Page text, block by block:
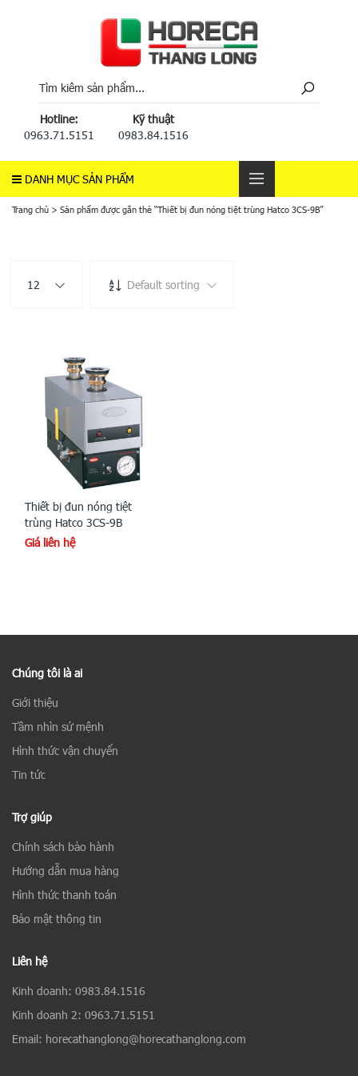
Hotline:
0963.71.5151
Kỹ thuật
0983.84.1516
DANH MỤC SẢN PHẨM
Trang chủ > Sản phẩm được gắn thẻ “Thiết bị đun nóng tiệt trùng Hatco 3CS-9B”
12 Default sorting
Thiết bị đun nóng tiệt
trùng Hatco 3CS-9B
Giá liên hệ
Chúng tôi là ai
Giới thiệu
Tầm nhìn sứ mệnh
Hình thức vận chuyển
Tin tức
Trợ giúp
Chính sách bảo hành
Hướng dẫn mua hàng
Hình thức thanh toán
Bảo mật thông tin
Liên hệ
Kinh doanh: 0983.84.1516
Kinh doanh 2: 0963.71.5151
Email: horecathanglong@horecathanglong.com